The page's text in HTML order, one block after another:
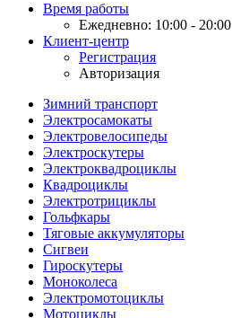
Время работы
Ежедневно: 10:00 - 20:00
Клиент-центр
Регистрация
Авторизация
Зимний транспорт
Электросамокаты
Электровелосипеды
Электроскутеры
Электроквадроциклы
Квадроциклы
Электротрициклы
Гольфкары
Тяговые аккумуляторы
Сигвеи
Гироскутеры
Моноколеса
Электромотоциклы
Мотоциклы